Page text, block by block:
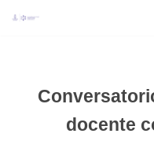
docente